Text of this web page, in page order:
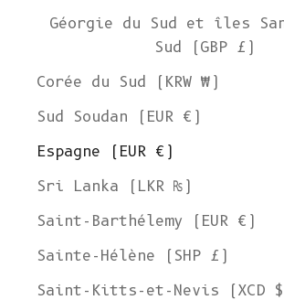
Géorgie du Sud et îles
Sud (GBP £)
Corée du Sud (KRW ₩)
Sud Soudan (EUR €)
Espagne (EUR €)
Sri Lanka (LKR ₨)
Saint-Barthélemy (EUR €)
Sainte-Hélène (SHP £)
Saint-Kitts-et-Nevis (XCD